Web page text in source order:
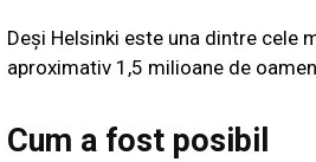
Deși Helsinki este una dintre cele
aproximativ 1,5 milioane de
Cum a fost posibil